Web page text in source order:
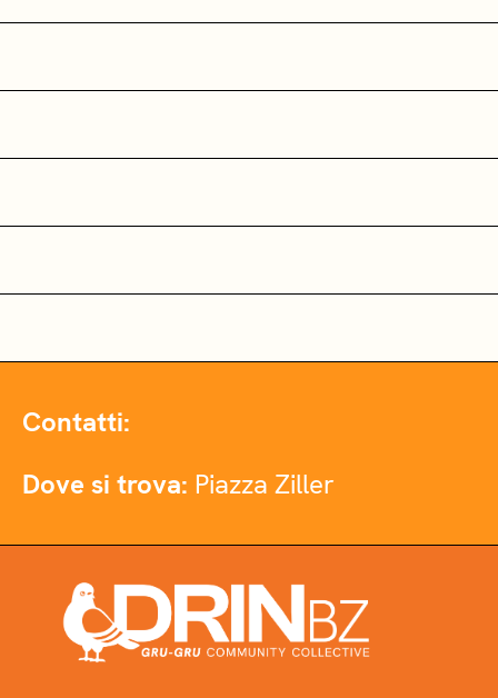
Contatti:
Dove si trova: Piazza Ziller